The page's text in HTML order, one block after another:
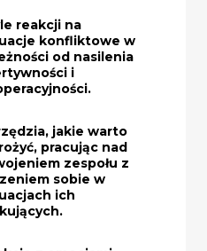
reakcji na
konfliktowe w
od nasilenia
i
jakie warto
pracując nad
zespołu z
sobie w
ich